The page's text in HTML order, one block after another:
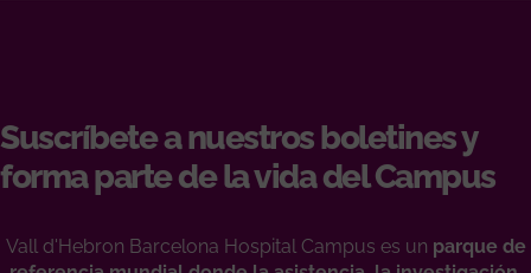
Suscríbete a nuestros boletines y
forma parte de la vida del Campus
Vall d'Hebron Barcelona Hospital Campus es un parque de